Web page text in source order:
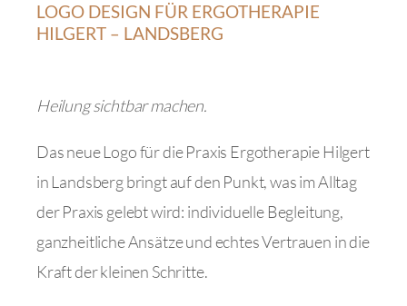
LOGO DESIGN FÜR ERGOTHERAPIE
HILGERT – LANDSBERG
Heilung sichtbar machen.
Das neue Logo für die Praxis Ergotherapie Hilgert
in Landsberg bringt auf den Punkt, was im Alltag
der Praxis gelebt wird: individuelle Begleitung,
ganzheitliche Ansätze und echtes Vertrauen in die
Kraft der kleinen Schritte.